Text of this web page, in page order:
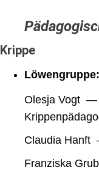
Krippe
Löwengruppe:
Olesja Vogt —
Claudia
Franziska